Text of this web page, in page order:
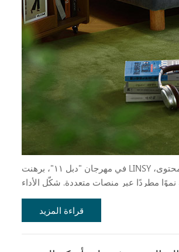
في مهرجان "دبل ١١"، برهنت LINSY مجددًا على قدرتها التنافسية القوية في قطاع المفروشات المنزلية. بفضل ابتكارها في تسويق المحتوى،
نموًا مطردًا عبر منصات متعددة. شكّل الأداء
قراءة المزيد